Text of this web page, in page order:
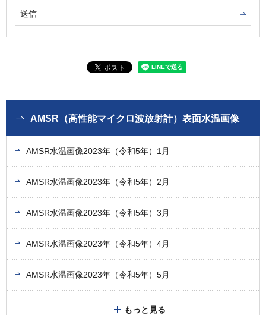
AMSR（高性能マイクロ波放射計）表面水温画像
AMSR水温画像2023年（令和5年）1月
AMSR水温画像2023年（令和5年）2月
AMSR水温画像2023年（令和5年）3月
AMSR水温画像2023年（令和5年）4月
AMSR水温画像2023年（令和5年）5月
もっと見る